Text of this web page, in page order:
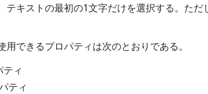
テキストの最初の1文字だけを選択する。た
用できるプロパティは次のとおりである。
ティ
ティ